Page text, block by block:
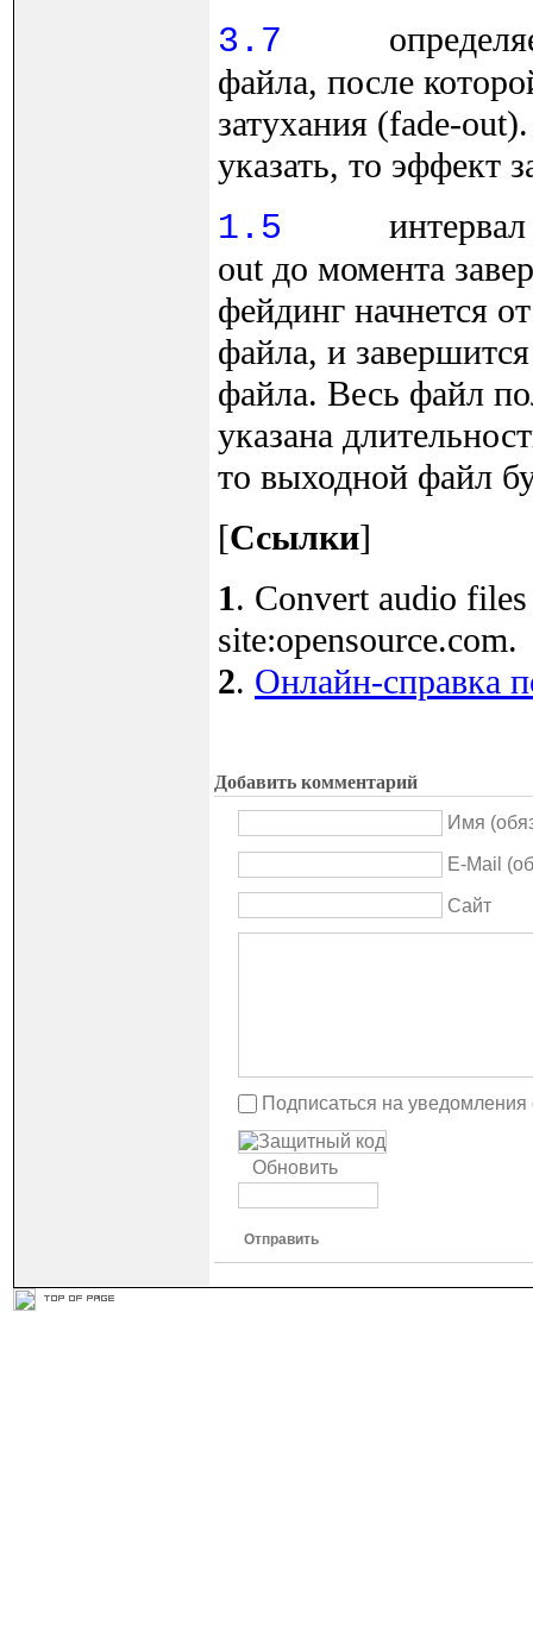
3.7
файла, после
затухания (fade-
указать, то эффект
1.5
out до момента
фейдинг начнется
файла, и
файла. Весь файл
указана
то выходной файл
[Ссылки]
1. Convert audio
site:opensource.com.
2. Онлайн-справка
Добавить комментарий
Имя
E-Mail
Сайт
Подписаться на
Обновить
Отправить